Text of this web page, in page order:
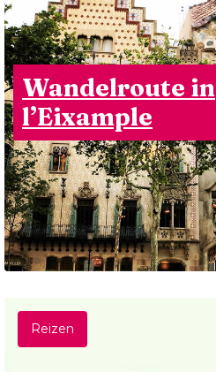
Wandelroute in
l’Eixample
Reizen